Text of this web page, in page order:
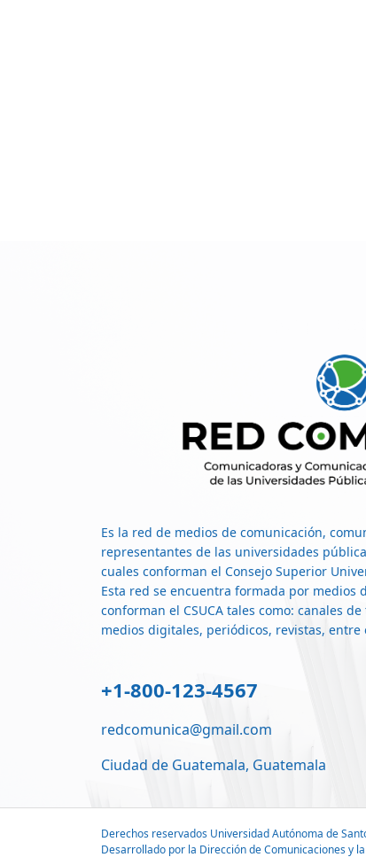
Es la red de medios de comunicación,
representantes de las universidades
cuales conforman el Consejo Superior
Esta red se encuentra formada por medios
conforman el CSUCA tales como: canales
medios digitales, periódicos, revistas,
+1-800-123-4567
redcomunica@gmail.com
Ciudad de Guatemala, Guatemala
Derechos reservados Universidad Autónoma de
Desarrollado por la Dirección de Comunicaciones y